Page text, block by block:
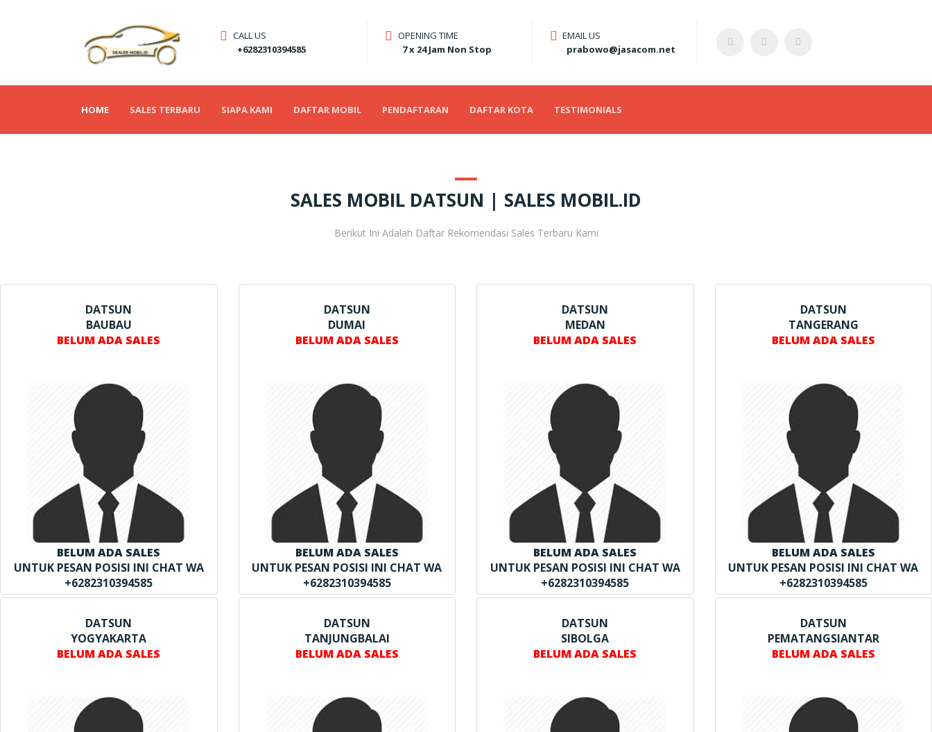
CALL US
+6282310394585
OPENING TIME
7 x 24 Jam Non Stop
EMAIL US
prabowo@jasacom.net
HOME(CURRENT)
SALES TERBARU SIAPA KAMI DAFTAR MOBIL PENDAFTARAN DAFTAR KOTA TESTIMONIALS
SALES MOBIL DATSUN | SALES MOBIL.ID
Berikut Ini Adalah Daftar Rekomendasi Sales Terbaru Kami
DATSUN
BAUBAU
BELUM ADA SALES
BELUM ADA SALES
UNTUK PESAN POSISI INI CHAT WA
+6282310394585
DATSUN
DUMAI
BELUM ADA SALES
BELUM ADA SALES
UNTUK PESAN POSISI INI CHAT WA
+6282310394585
DATSUN
MEDAN
BELUM ADA SALES
BELUM ADA SALES
UNTUK PESAN POSISI INI CHAT WA
+6282310394585
DATSUN
TANGERANG
BELUM ADA SALES
BELUM ADA SALES
UNTUK PESAN POSISI INI CHAT WA
+6282310394585
DATSUN
YOGYAKARTA
BELUM ADA SALES
DATSUN
TANJUNGBALAI
BELUM ADA SALES
DATSUN
SIBOLGA
BELUM ADA SALES
DATSUN
PEMATANGSIANTAR
BELUM ADA SALES